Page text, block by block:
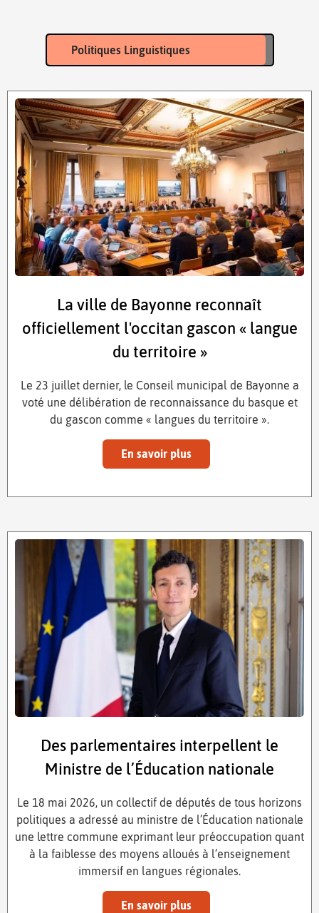
Politiques Linguistiques
La ville de Bayonne reconnaît
officiellement l'occitan gascon « langue
du territoire »
Le 23 juillet dernier, le Conseil municipal de Bayonne a
voté une délibération de reconnaissance du basque et
du gascon comme « langues du territoire ».
En savoir plus
Des parlementaires interpellent le
Ministre de l’Éducation nationale
Le 18 mai 2026, un collectif de députés de tous horizons
politiques a adressé au ministre de l’Éducation nationale
une lettre commune exprimant leur préoccupation quant
à la faiblesse des moyens alloués à l’enseignement
immersif en langues régionales.
En savoir plus